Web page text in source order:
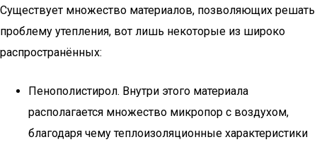
Существует множество материалов, позволяющих решать
проблему утепления, вот лишь некоторые из широко
распространённых:
Пенополистирол. Внутри этого материала
располагается множество микропор с воздухом,
благодаря чему теплоизоляционные характеристики